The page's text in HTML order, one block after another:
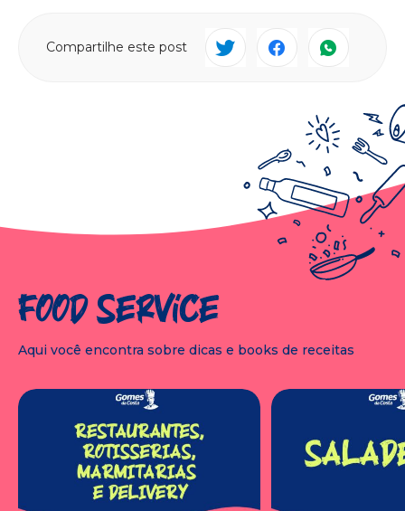
Compartilhe este post
Food Service
Aqui você encontra sobre dicas e books de receitas